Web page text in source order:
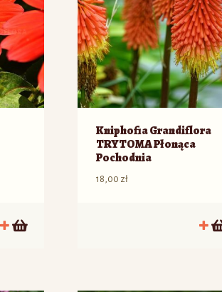
Kniphofia Grandiflora
TRYTOMA Płonąca
Pochodnia
18,00 zł